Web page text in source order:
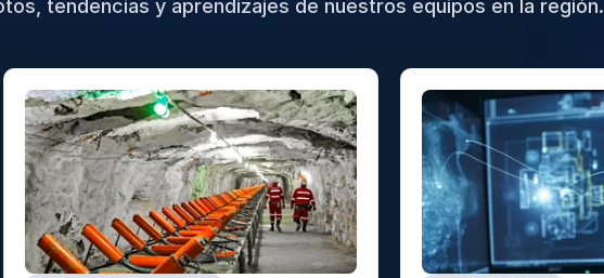
tendencias y aprendizajes de nuestros equipos en la región.